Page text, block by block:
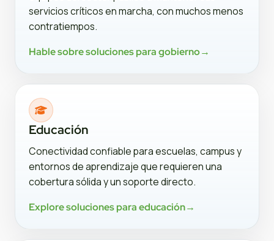
servicios críticos en marcha, con muchos menos
contratiempos.
Hable sobre soluciones para gobierno→
Educación
Conectividad confiable para escuelas, campus y
entornos de aprendizaje que requieren una
cobertura sólida y un soporte directo.
Explore soluciones para educación→